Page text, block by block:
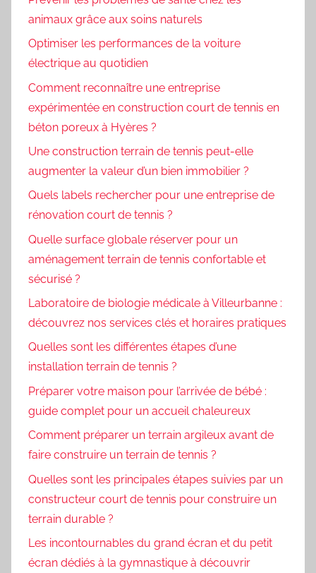
animaux grâce aux soins naturels
Optimiser les performances de la voiture
électrique au quotidien
Comment reconnaître une entreprise
expérimentée en construction court de tennis en
béton poreux à Hyères ?
Une construction terrain de tennis peut-elle
augmenter la valeur d’un bien immobilier ?
Quels labels rechercher pour une entreprise de
rénovation court de tennis ?
Quelle surface globale réserver pour un
aménagement terrain de tennis confortable et
sécurisé ?
Laboratoire de biologie médicale à Villeurbanne :
découvrez nos services clés et horaires pratiques
Quelles sont les différentes étapes d’une
installation terrain de tennis ?
Préparer votre maison pour l’arrivée de bébé :
guide complet pour un accueil chaleureux
Comment préparer un terrain argileux avant de
faire construire un terrain de tennis ?
Quelles sont les principales étapes suivies par un
constructeur court de tennis pour construire un
terrain durable ?
Les incontournables du grand écran et du petit
écran dédiés à la gymnastique à découvrir